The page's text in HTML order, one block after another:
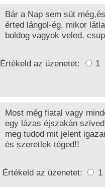
Bár a Nap sem süt
érted lángol-ég, mikor
boldog vagyok veled,
Értékeld az üzenetet: 1
Most még fiatal vagy
egy lázas éjszakán
meg tudod mit jelent
és szeretlek téged!!
Értékeld az üzenetet: 1